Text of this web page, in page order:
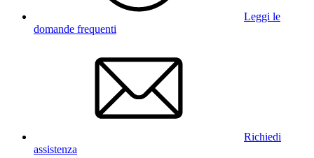
Leggi le
domande frequenti
Richiedi
assistenza